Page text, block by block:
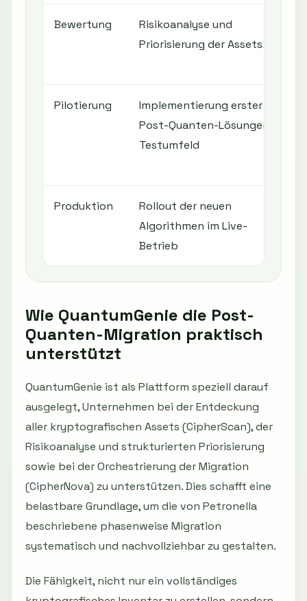
Bewertung
Risikoanalyse und
Priorisierung der Assets
Pilotierung
Implementierung erster
Post-Quanten-Lösungen im
Testumfeld
Produktion
Rollout der neuen
Algorithmen im Live-
Betrieb
Wie QuantumGenie die Post-
Quanten-Migration praktisch
unterstützt
QuantumGenie ist als Plattform speziell darauf
ausgelegt, Unternehmen bei der Entdeckung
aller kryptografischen Assets (CipherScan), der
Risikoanalyse und strukturierten Priorisierung
sowie bei der Orchestrierung der Migration
(CipherNova) zu unterstützen. Dies schafft eine
belastbare Grundlage, um die von Petronella
beschriebene phasenweise Migration
systematisch und nachvollziehbar zu gestalten.
Die Fähigkeit, nicht nur ein vollständiges